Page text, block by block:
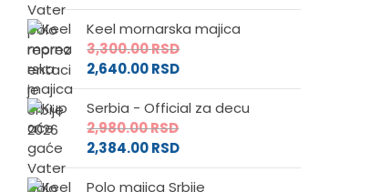
Keel mornarska majica
3,300.00RSD
2,640.00RSD
Serbia - Official za decu
2,980.00RSD
2,384.00RSD
Polo majica Srbije